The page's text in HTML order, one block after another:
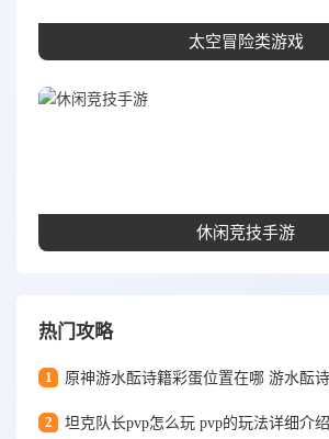
太空冒险类游戏
休闲竞技手游
热门攻略
1 原神游水酝诗籍彩蛋位置在哪 游水酝
2 坦克队长pvp怎么玩 pvp的玩法详细介绍